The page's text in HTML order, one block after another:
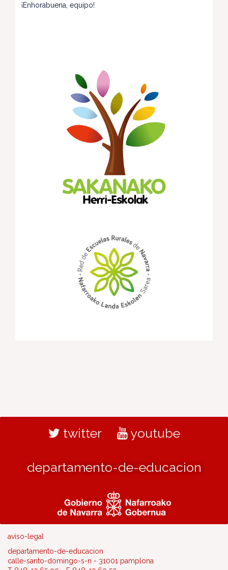
¡Enhorabuena, equipo!
twitter youtube
departamento-de-educacion
aviso-legal
departamento-de-educacion
calle-santo-domingo-s-n - 31001 pamplona